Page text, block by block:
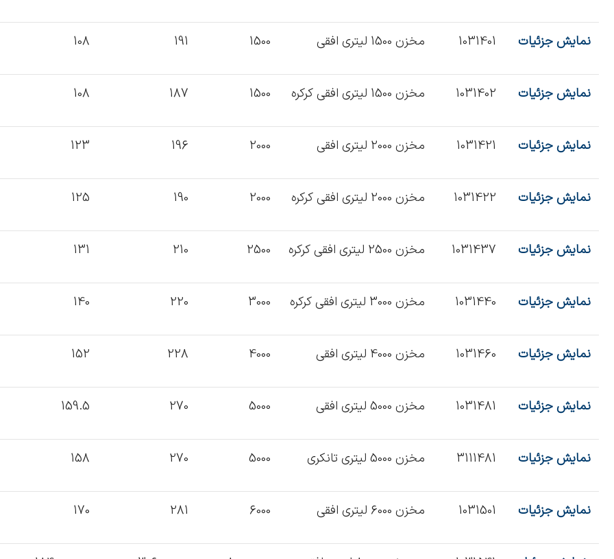
نمایش جزئیات 1031401 مخزن 1500 لیتری افقی 1500
191
108
نمایش جزئیات 1031402 مخزن 1500 لیتری افقی کرکره 1500
187
108
نمایش جزئیات 1031421 مخزن 2000 لیتری افقی 2000
196
123
نمایش جزئیات 1031422 مخزن 2000 لیتری افقی کرکره 2000
190
125
نمایش جزئیات 1031437 مخزن 2500 لیتری افقی کرکره 2500
210
131
نمایش جزئیات 1031440 مخزن 3000 لیتری افقی کرکره 3000
220
140
نمایش جزئیات 1031460 مخزن 4000 لیتری افقی 4000
228
152
نمایش جزئیات 1031481 مخزن 5000 لیتری افقی 5000
270
159.5
نمایش جزئیات 3111481 مخزن 5000 لیتری تانکری 5000
270
158
نمایش جزئیات 1031501 مخزن 6000 لیتری افقی 6000
281
170